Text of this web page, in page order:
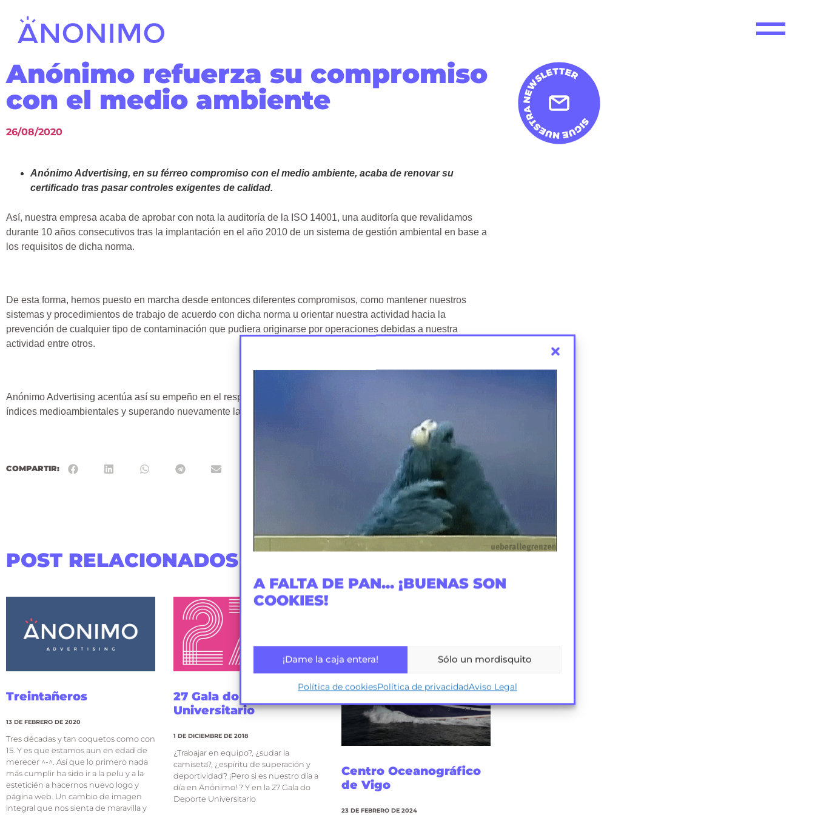
A FALTA DE PAN... ¡BUENAS SON
COOKIES!
¡Dame la caja entera! Sólo un mordisquito
Política de cookiesPolítica de privacidadAviso Legal
Anónimo refuerza su compromiso
con el medio ambiente
26/08/2020
Anónimo Advertising, en su férreo compromiso con el medio ambiente, acaba de renovar su
certificado tras pasar controles exigentes de calidad.
Así, nuestra empresa acaba de aprobar con nota la auditoría de la ISO 14001, una auditoría que revalidamos
durante 10 años consecutivos tras la implantación en el año 2010 de un sistema de gestión ambiental en base a
los requisitos de dicha norma.
De esta forma, hemos puesto en marcha desde entonces diferentes compromisos, como mantener nuestros
sistemas y procedimientos de trabajo de acuerdo con dicha norma u orientar nuestra actividad hacia la
prevención de cualquier tipo de contaminación que pudiera originarse por operaciones debidas a nuestra
actividad entre otros.
Anónimo Advertising acentúa así su empeño en el respeto y la defensa del medio ambiente aplicando exigentes
índices medioambientales y superando nuevamente la auditoría de la ISO medioambiental.
COMPARTIR:
POST RELACIONADOS
Treintañeros
13 DE FEBRERO DE 2020
Tres décadas y tan coquetos como con
15. Y es que estamos aun en edad de
merecer ^-^. Así que lo primero nada
más cumplir ha sido ir a la pelu y a la
esteticién a hacernos nuevo logo y
página web. Un cambio de imagen
integral que nos sienta de maravilla y
27 Gala do Deporte
Universitario
1 DE DICIEMBRE DE 2018
¿Trabajar en equipo?, ¿sudar la
camiseta?, ¿espíritu de superación y
deportividad? ¡Pero si es nuestro día a
día en Anónimo! ? Y en la 27 Gala do
Deporte Universitario
Centro Oceanográfico
de Vigo
23 DE FEBRERO DE 2024